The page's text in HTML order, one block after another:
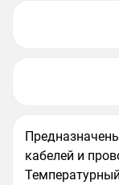
кабелей и